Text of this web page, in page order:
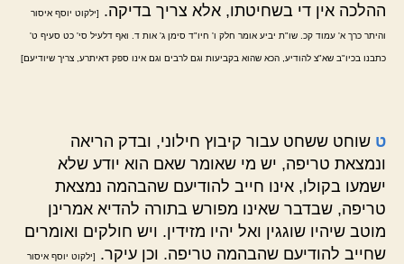
ההלכה אין די בשחיטתו, אלא צריך בדיקה.
[ילקוט יוסף איסור
והיתר כרך א' עמוד קכ. שו"ת יביע אומר חלק ו' חיו"ד סימן ג' אות ד. ואף דלעיל סי' כט סעיף ט'
כתבנו בכיו"ב שא"צ להודיע, הכא שהוא בקביעות וגם לרבים וגם אינו ספק דאיתרע, צריך שיודיעם]
ט שוחט ששחט עבור קיבוץ חילוני, ובדק הריאה
ונמצאת טריפה, יש מי שאומר שאם הוא יודע שלא
ישמעו בקולו, אינו חייב להודיעם שהבהמה נמצאת
טריפה, שבדבר שאינו מפורש בתורה להדיא אמרינן
מוטב שיהיו שוגגין ואל יהיו מזידין. ויש חולקים ואומרים
שחייב להודיעם שהבהמה טריפה. וכן עיקר.
[ילקוט יוסף איסור